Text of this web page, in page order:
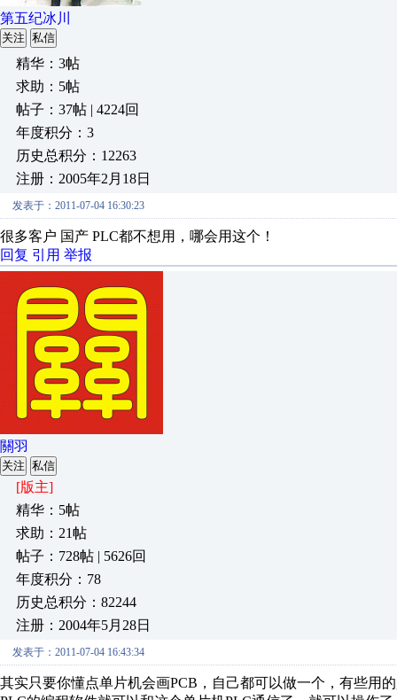
第五纪冰川
关注 私信
精华：3帖
求助：5帖
帖子：37帖 | 4224回
年度积分：3
历史总积分：12263
注册：2005年2月18日
发表于：2011-07-04 16:30:23
很多客户 国产 PLC都不想用，哪会用这个！
回复 引用 举报
關羽
关注 私信
[版主]
精华：5帖
求助：21帖
帖子：728帖 | 5626回
年度积分：78
历史总积分：82244
注册：2004年5月28日
发表于：2011-07-04 16:43:34
其实只要你懂点单片机会画PCB，自己都可以做一个，有些用